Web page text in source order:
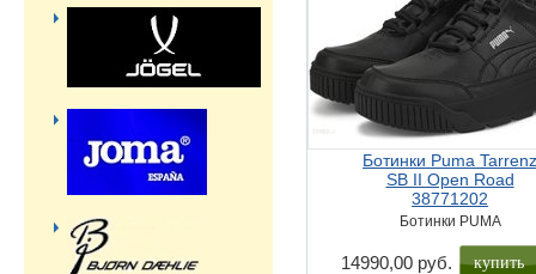
Ботинки Puma
SB II Open Road
38771202
Ботинки PUMA
14990,00 руб. купить